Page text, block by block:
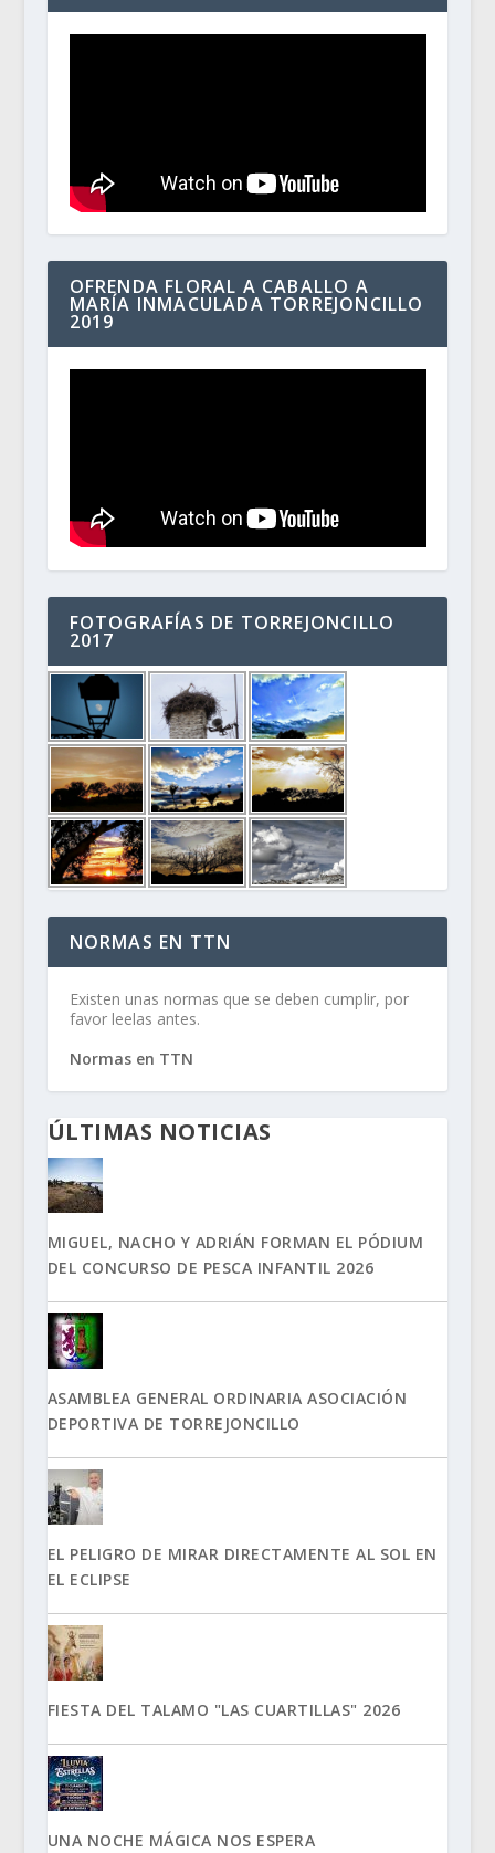
OFRENDA FLORAL A CABALLO A
MARÍA INMACULADA TORREJONCILLO
2019
FOTOGRAFÍAS DE TORREJONCILLO
2017
NORMAS EN TTN
Existen unas normas que se deben cumplir, por
favor leelas antes.
Normas en TTN
ÚLTIMAS NOTICIAS
MIGUEL, NACHO Y ADRIÁN FORMAN EL PÓDIUM
DEL CONCURSO DE PESCA INFANTIL 2026
ASAMBLEA GENERAL ORDINARIA ASOCIACIÓN
DEPORTIVA DE TORREJONCILLO
EL PELIGRO DE MIRAR DIRECTAMENTE AL SOL EN
EL ECLIPSE
FIESTA DEL TALAMO "LAS CUARTILLAS" 2026
UNA NOCHE MÁGICA NOS ESPERA